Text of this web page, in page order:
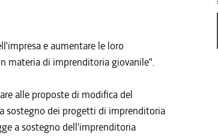
e aumentare le loro
materia di imprenditoria giovanile".
alle proposte di modifica del
sostegno dei progetti di imprenditoria
a sostegno dell'imprenditoria